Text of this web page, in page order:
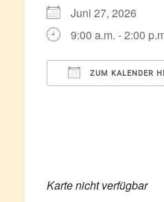
Juni 27, 2026
9:00 a.m. - 2:00
ZUM KALENDER
Karte nicht verfügbar